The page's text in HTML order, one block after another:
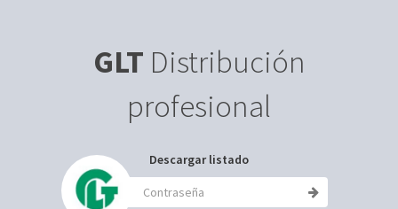
GLT Distribución
profesional
Descargar listado